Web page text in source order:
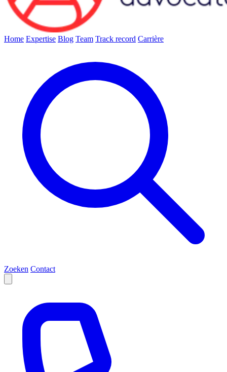
Home Expertise Blog Team Track record Carrière
Zoeken Contact